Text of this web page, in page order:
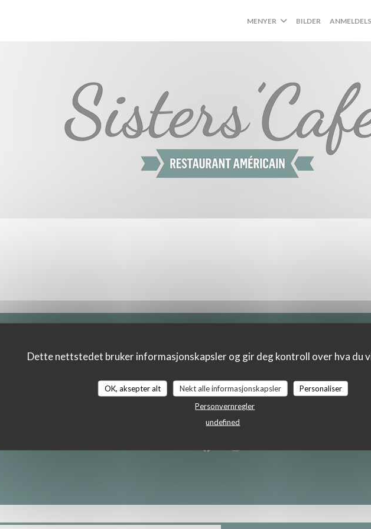
Dette nettstedet bruker informasjonskapsler og gir deg kontroll over hva du
OK, aksepter alt Nekt alle informasjonskapsler
Personaliser
Personvernregler
undefined
MENYER BILDER
15 RUE DES RESERVOIRS 78000 VERSAILLES
01 30 21 21 22
Facebook ((åpner i et nytt vindu))
Instagram ((åpner i et nytt